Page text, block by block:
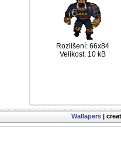
Rozlišení: 66x84
Velikost: 10 kB
Wallapers |